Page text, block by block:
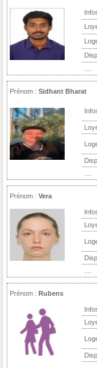
Prénom : Sidhant Bharat
Prénom : Vera
Prénom : Rubens